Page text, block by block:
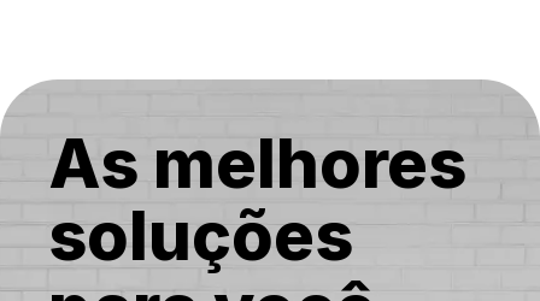
Colégio
Complexo
Cordovil
Barros
As melhores
soluções